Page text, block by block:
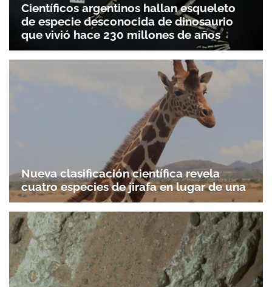
Científicos argentinos hallan esqueleto
de especie desconocida de dinosaurio
que vivió hace 230 millones de años
Nueva clasificación científica revela
cuatro especies de jirafa en lugar de una